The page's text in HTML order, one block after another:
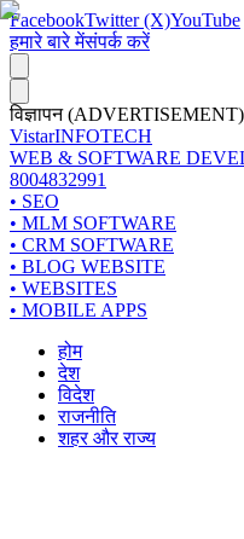
FacebookTwitter (X)YouTube
हमारे बारे मेंसंपर्क करें
विज्ञापन (ADVERTISEMENT)
VistarINFOTECH
WEB & SOFTWARE
8004832991
• SEO
• MLM SOFTWARE
• CRM SOFTWARE
• BLOG WEBSITE
• WEBSITES
• MOBILE APPS
होम
देश
विदेश
राजनीति
शहर और राज्य